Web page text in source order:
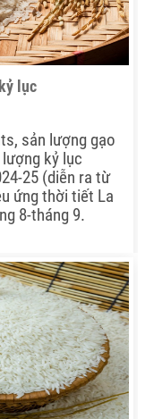
lục
sản lượng gạo
kỷ lục
25 (diễn ra từ
ứng thời tiết La
8-tháng 9.